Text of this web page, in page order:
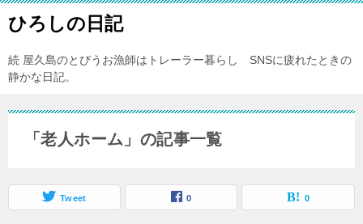
ひろしの日記
続 屋久島のとびうお漁師はトレーラー暮らし SNSに疲れたときの
静かな日記。
「老人ホーム」の記事一覧
Tweet 0 0